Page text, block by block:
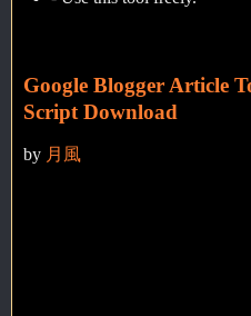
Google Blogger Article
Script Download
by 月風